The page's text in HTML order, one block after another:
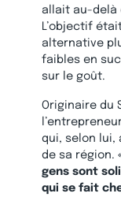
allait au-delà
L’objectif
alternative
faibles en
sur le goût.
Originaire du
qui, selon lui,
de sa région.
gens sont
qui se fait